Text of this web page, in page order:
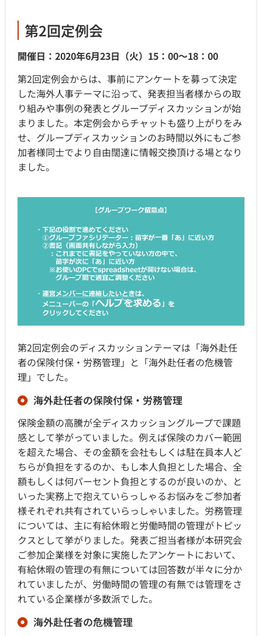
第2回定例会
開催日：2020年6月23日（火）15：00～18：00
第2回定例会からは、事前にアンケートを募って決定
した海外人事テーマに沿って、発表担当者様からの取
り組みや事例の発表とグループディスカッションが始
まりました。本定例会からチャットも盛り上がりをみ
せ、グループディスカッションのお時間以外にもご参
加者様同士でより自由闊達に情報交換頂ける場となり
ました。
第2回定例会のディスカッションテーマは「海外赴任
者の保険付保・労務管理」と「海外赴任者の危機管
理」でした。
海外赴任者の保険付保・労務管理
保険金額の高騰が全ディスカッショングループで課題
感として挙がっていました。例えば保険のカバー範囲
を超えた場合、その金額を会社もしくは駐在員本人ど
ちらが負担をするのか、もし本人負担とした場合、全
額もしくは何パーセント負担とするのが良いのか、と
いった実務上で抱えていらっしゃるお悩みをご参加者
様それぞれ共有されていらっしゃいました。労務管理
については、主に有給休暇と労働時間の管理がトピッ
クスとして挙がりました。発表ご担当者様が本研究会
ご参加企業様を対象に実施したアンケートにおいて、
有給休暇の管理の有無については回答数が半々に分か
れていましたが、労働時間の管理の有無では管理をさ
れている企業様が多数派でした。
海外赴任者の危機管理